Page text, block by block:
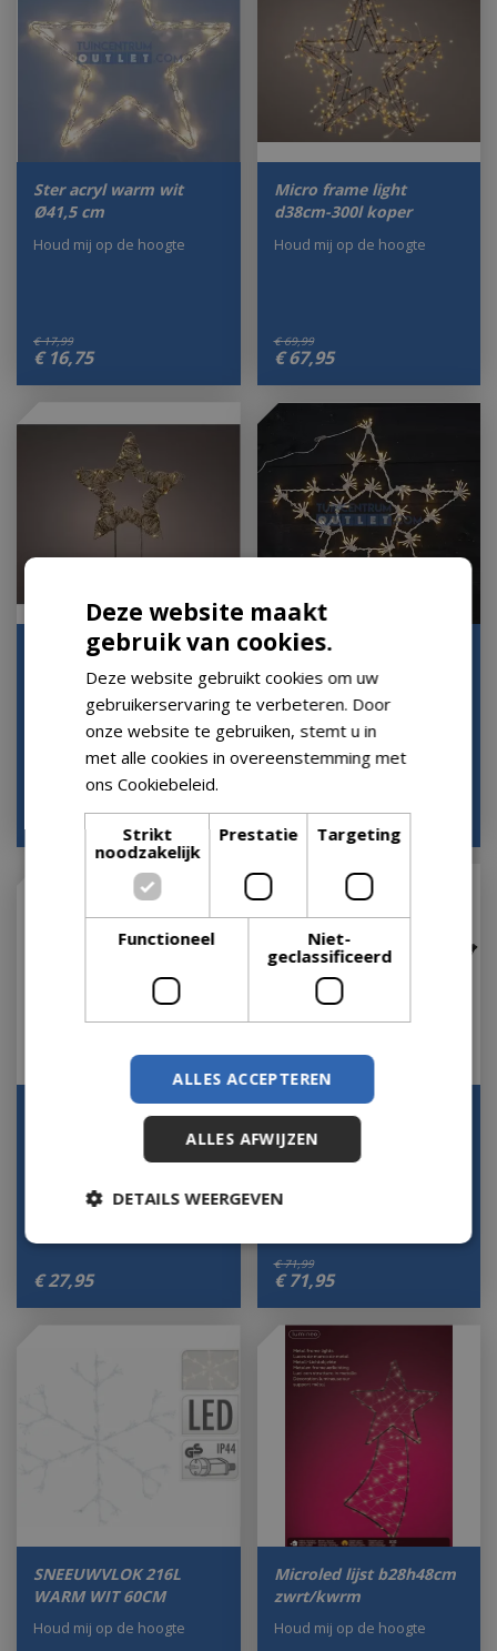
Ster acryl warm wit
Ø41,5 cm
€ 17,99
€ 16,75
Houd mij op de hoogte
Micro frame light
d38cm-300l koper
€ 69,99
€ 67,95
Houd mij op de hoogte
Microled ster
l9b39h55cm-30l ntrl
95
Houd mij op de hoogte
STER 250LED WARM WIT
60CM
€38,95
Houd mij op de hoogte
Microled lijst d58cm
€27,95
Houd mij op de hoogte
Tnstkr str 350ld 8f
l121b1h135cm ww
€ 71,99
€ 71,95
Houd mij op de hoogte
SNEEUWVLOK 216L
WARM WIT 60CM
Houd mij op de hoogte
Microled lijst b28h48cm
zwrt/kwrm
Houd mij op de hoogte
Deze website maakt
gebruik van cookies.
Deze website gebruikt cookies om uw
gebruikerservaring te verbeteren. Door
onze website te gebruiken, stemt u in
met alle cookies in overeenstemming met
ons Cookiebeleid.
Strikt
noodzakelijk
Prestatie Targeting
Functioneel
Niet-
geclassificeerd
ALLES ACCEPTEREN
ALLES AFWIJZEN
DETAILS WEERGEVEN